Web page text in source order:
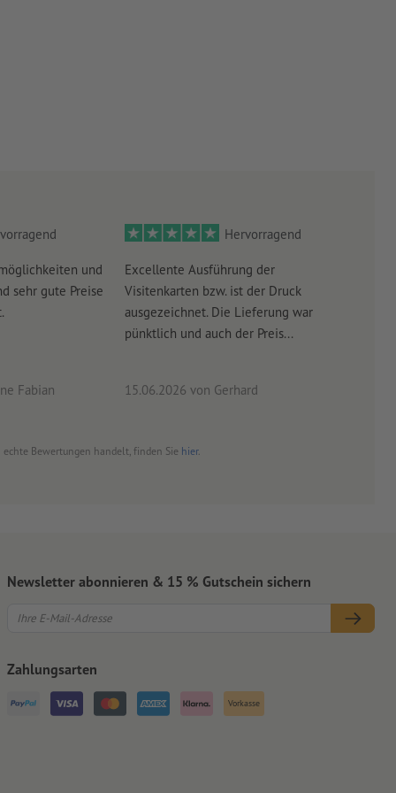
und
sehr gute Preise
Fabian
Hervorragend
Excellente Ausführung der
Visitenkarten bzw. ist der Druck
ausgezeichnet. Die Lieferung war
pünktlich und auch der Preis...
15.06.2026 von Gerhard
Bewertungen handelt, finden Sie hier.
Newsletter abonnieren & 15 % Gutschein sichern
Zahlungsarten
Vorkasse